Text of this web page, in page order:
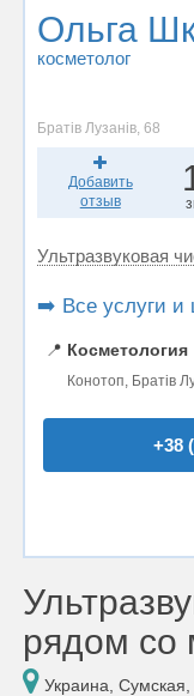
Ольга
косметолог
Братів Лузанів, 68
Добавить
отзыв
Ультразвуковая
➡️ Все услуги и
📍 Косметология
Конотоп, Братів
+38
рядом со
Украина, Сумская,